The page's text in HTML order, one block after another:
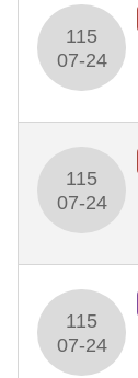
115
07-24
115
07-24
115
07-24